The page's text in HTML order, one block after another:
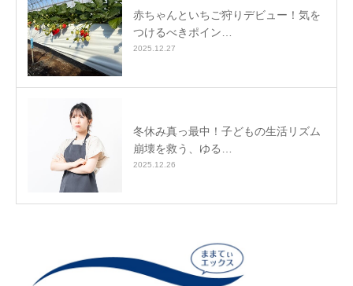
赤ちゃんといちご狩りデビュー！気を
つけるべきポイン…
2025.12.27
冬休み真っ最中！子どもの生活リズム
崩壊を救う、ゆる…
2025.12.26